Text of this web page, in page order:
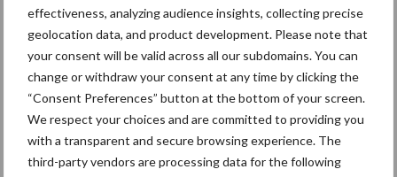
effectiveness, analyzing audience insights, collecting precise
geolocation data, and product development. Please note that
your consent will be valid across all our subdomains. You can
change or withdraw your consent at any time by clicking the
“Consent Preferences” button at the bottom of your screen.
We respect your choices and are committed to providing you
with a transparent and secure browsing experience. The
third-party vendors are processing data for the following
Thema's Vakpartners